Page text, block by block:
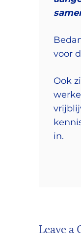
voor
Ook
in.
Leave a